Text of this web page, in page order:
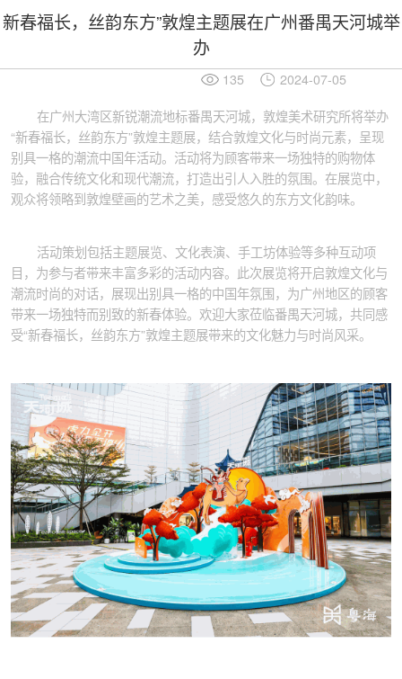
新春福长，丝韵东方”敦煌主题展在广州番禺天河城举
办
135 2024-07-05
在广州大湾区新锐潮流地标番禺天河城，敦煌美术研究所将举办
“新春福长，丝韵东方”敦煌主题展，结合敦煌文化与时尚元素，呈现
别具一格的潮流中国年活动。活动将为顾客带来一场独特的购物体
验，融合传统文化和现代潮流，打造出引人入胜的氛围。在展览中，
观众将领略到敦煌壁画的艺术之美，感受悠久的东方文化韵味。
活动策划包括主题展览、文化表演、手工坊体验等多种互动项
目，为参与者带来丰富多彩的活动内容。此次展览将开启敦煌文化与
潮流时尚的对话，展现出别具一格的中国年氛围，为广州地区的顾客
带来一场独特而别致的新春体验。欢迎大家莅临番禺天河城，共同感
受“新春福长，丝韵东方”敦煌主题展带来的文化魅力与时尚风采。